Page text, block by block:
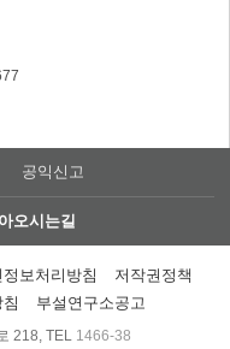
공익신고
오시는길
보처리방침
저작권정책
부설연구소공고
218, TEL 1466-38